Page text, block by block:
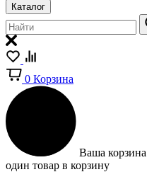
Каталог
0 Корзина
Ваша корзина
один товар в корзину